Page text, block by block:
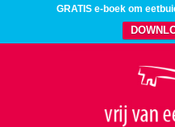
GRATIS e-boek om